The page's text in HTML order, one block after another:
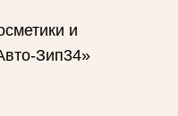
и
Зип34»